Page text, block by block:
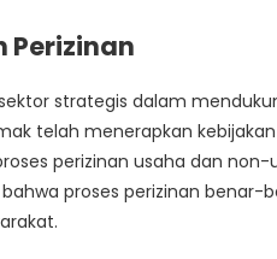
Perizinan
strategis dalam
telah menerapkan
perizinan usaha dan non-
proses perizinan benar-